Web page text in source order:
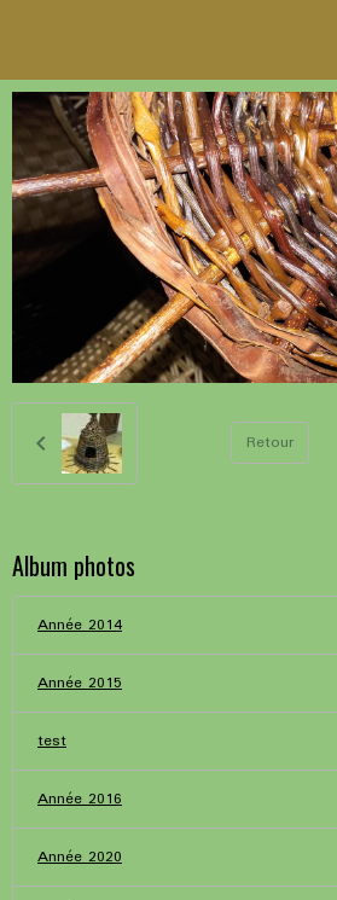
Retour
Album photos
Année 2014
Année 2015
test
Année 2016
Année 2020